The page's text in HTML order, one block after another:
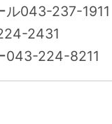
ル043-237-1911
2431
043-224-8211